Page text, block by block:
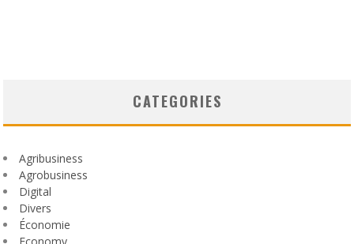
CATEGORIES
Agribusiness
Agrobusiness
Digital
Divers
Économie